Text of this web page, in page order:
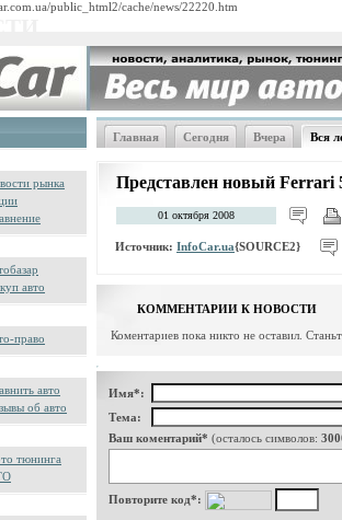
public_html2/cache/news/22220.htm
рынка
авто
право
авто
об авто
тюнинга
Главная Сегодня Вчера Вся
Представлен новый Ferrari
01 октября 2008
Источник: InfoCar.ua{SOURCE2}
КОММЕНТАРИИ К НОВОСТИ
Коментариев пока никто не оставил.
Имя*:
Тема:
Ваш коментарий* (осталось символов:
Повторите код*: